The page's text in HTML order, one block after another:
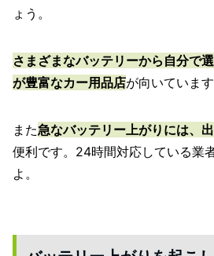
ょう。
さまざまなバッテリーから自分で
が豊富なカー用品店が向いています
また急なバッテリー上がりには、
便利です。24時間対応している業
よ。